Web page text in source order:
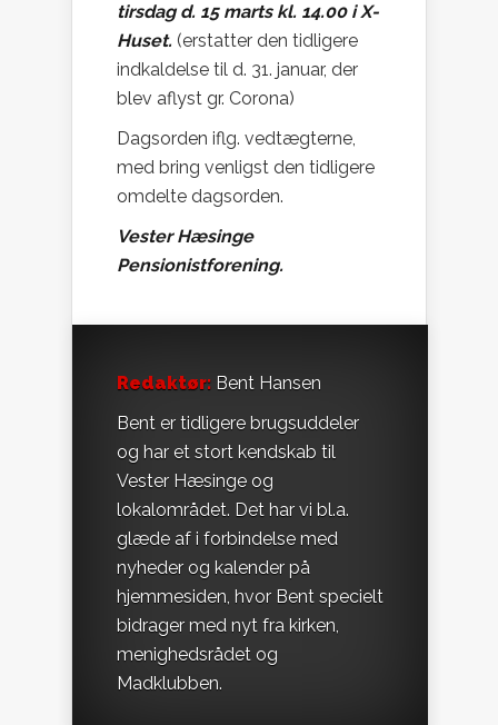
tirsdag d. 15 marts kl. 14.00 i X-
Huset. (erstatter den tidligere
indkaldelse til d. 31. januar, der
blev aflyst gr. Corona)
Dagsorden iflg. vedtægterne,
med bring venligst den tidligere
omdelte dagsorden.
Vester Hæsinge
Pensionistforening.
Redaktør: Bent Hansen
Bent er tidligere brugsuddeler
og har et stort kendskab til
Vester Hæsinge og
lokalområdet. Det har vi bl.a.
glæde af i forbindelse med
nyheder og kalender på
hjemmesiden, hvor Bent specielt
bidrager med nyt fra kirken,
menighedsrådet og
Madklubben.